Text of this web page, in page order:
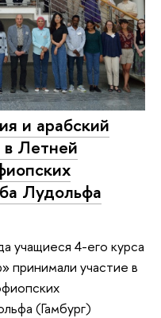
и арабский
в Летней
Лудольфа
учащиеся 4-его курса
принимали участие в
(Гамбург)